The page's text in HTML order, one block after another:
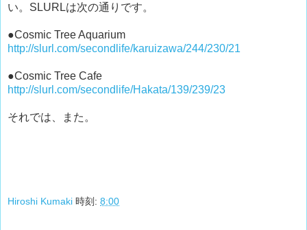
い。SLURLは次の通りです。
●Cosmic Tree Aquarium
http://slurl.com/secondlife/karuizawa/244/230/21
●Cosmic Tree Cafe
http://slurl.com/secondlife/Hakata/139/239/23
それでは、また。
Hiroshi Kumaki 時刻: 8:00